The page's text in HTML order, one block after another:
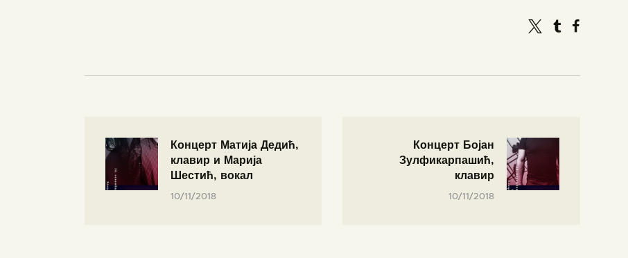
Концерт Матија Дедић,
клавир и Марија
Шестић, вокал
10/11/2018
Концерт Бојан
Зулфикарпашић,
клавир
10/11/2018